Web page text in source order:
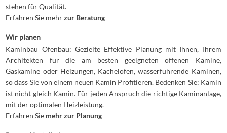
stehen für Qualität.
Erfahren Sie mehrzur Beratung
Wir planen
Kaminbau Ofenbau: Gezielte Effektive Planung mit Ihnen, Ihrem
Architekten für die am besten geeigneten offenen Kamine,
Gaskamine oder Heizungen, Kachelofen, wasserführende Kaminen,
so dass Sie von einem neuen Kamin Profitieren. Bedenken Sie: Kamin
ist nicht gleich Kamin. Für jeden Anspruch die richtige Kaminanlage,
mit der optimalen Heizleistung.
Erfahren Sie mehr zur Planung